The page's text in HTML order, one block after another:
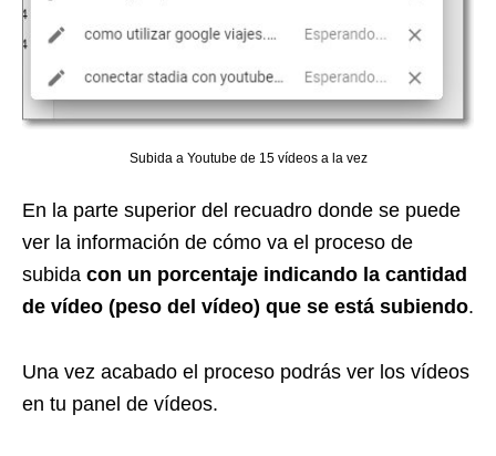
Subida a Youtube de 15 vídeos a la vez
En la parte superior del recuadro donde se puede
ver la información de cómo va el proceso de
subida con un porcentaje indicando la cantidad
de vídeo (peso del vídeo) que se está subiendo.
Una vez acabado el proceso podrás ver los vídeos
en tu panel de vídeos.